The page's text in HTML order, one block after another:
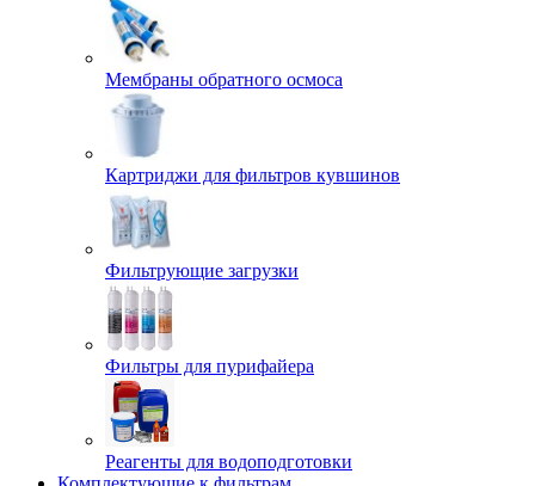
Мембраны обратного осмоса
Картриджи для фильтров кувшинов
Фильтрующие загрузки
Фильтры для пурифайера
Реагенты для водоподготовки